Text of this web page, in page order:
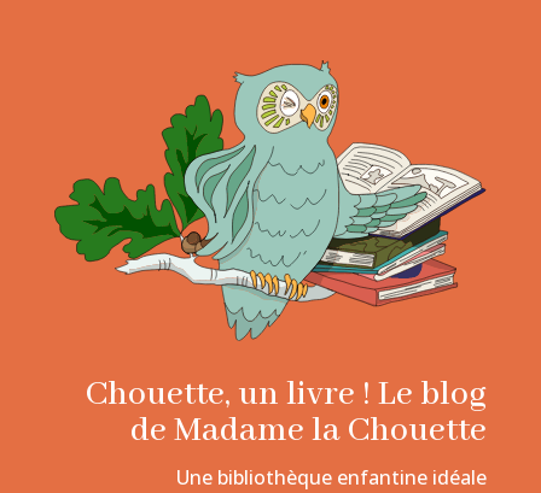
Chouette, un livre ! Le blog
de Madame la Chouette
Une bibliothèque enfantine idéale